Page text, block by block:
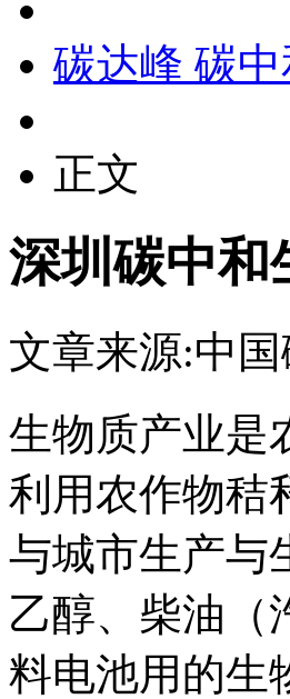
碳达峰 碳中
正文
深圳碳中和
文章来源:中
生物质产业是
利用农作物秸
与城市生产与
乙醇、柴油（
料电池用的生